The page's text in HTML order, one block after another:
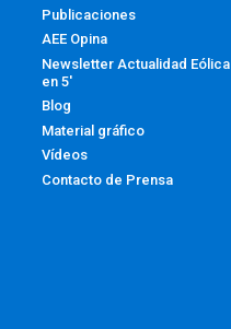
Publicaciones
AEE Opina
Newsletter Actualidad Eólica
en 5′
Blog
Material gráfico
Vídeos
Contacto de Prensa